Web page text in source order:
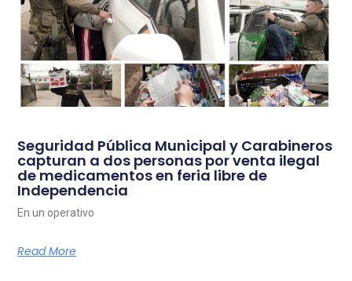
Seguridad Pública Municipal y Carabineros
capturan a dos personas por venta ilegal
de medicamentos en feria libre de
Independencia
En un operativo
Read More